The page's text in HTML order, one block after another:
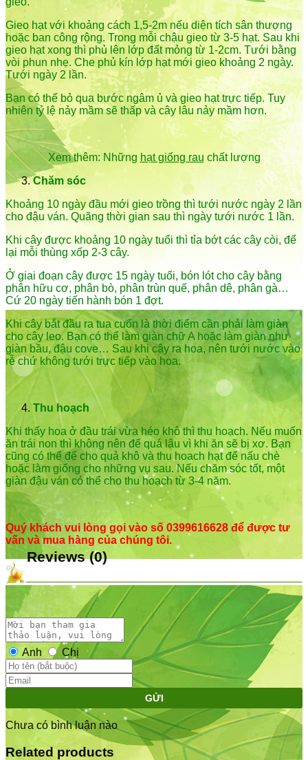
Gieo hạt với khoảng cách 1,5-2m nếu diện tích sân thượng
hoặc ban công rộng. Trong mỗi chậu gieo từ 3-5 hạt. Sau khi
gieo hạt xong thì phủ lên lớp đất mỏng từ 1-2cm. Tưới bằng
vòi phun nhẹ. Che phủ kín lớp hạt mới gieo khoảng 2 ngày.
Tưới ngày 2 lần.
Bạn có thể bỏ qua bước ngâm ủ và gieo hạt trực tiếp. Tuy
nhiên tỷ lệ nảy mầm sẽ thấp và cây lâu nảy mầm hơn.
Xem thêm: Những hạt giống rau chất lượng
Chăm sóc
Khoảng 10 ngày đầu mới gieo trồng thì tưới nước ngày 2 lần
cho đậu ván. Quãng thời gian sau thì ngày tưới nước 1 lần.
Khi cây được khoảng 10 ngày tuổi thì tỉa bớt các cây còi, để
lại mỗi thùng xốp 2-3 cây.
Ở giai đoạn cây được 15 ngày tuổi, bón lót cho cây bằng
phân hữu cơ, phân bò, phân trùn quế, phân dê, phân gà…
Cứ 20 ngày tiến hành bón 1 đợt.
Khi cây bắt đầu ra tua cuốn là thời điểm cần phải làm giàn
cho cây leo. Bạn có thể làm giàn chữ A hoặc làm giàn như
giàn bầu, đậu cove… Sau khi cây ra hoa, nên tưới nước vào
rễ chứ không tưới trực tiếp vào hoa.
Thu hoạch
Khi thấy hoa ở đầu trái vừa héo khô thì thu hoạch. Nếu muốn
ăn trái non thì không nên để quá lâu vì khi ăn sẽ bị xơ. Bạn
cũng có thể để cho quả khô và thu hoạch hạt để nấu chè
hoặc làm giống cho những vụ sau. Nếu chăm sóc tốt, một
giàn đậu ván có thể cho thu hoạch từ 3-4 năm.
Quý khách vui lòng gọi vào số 0399616628 để được tư
vấn và mua hàng của chúng tôi.
Reviews (0)
Anh Chị
GỬI
Chưa có bình luận nào
Related products